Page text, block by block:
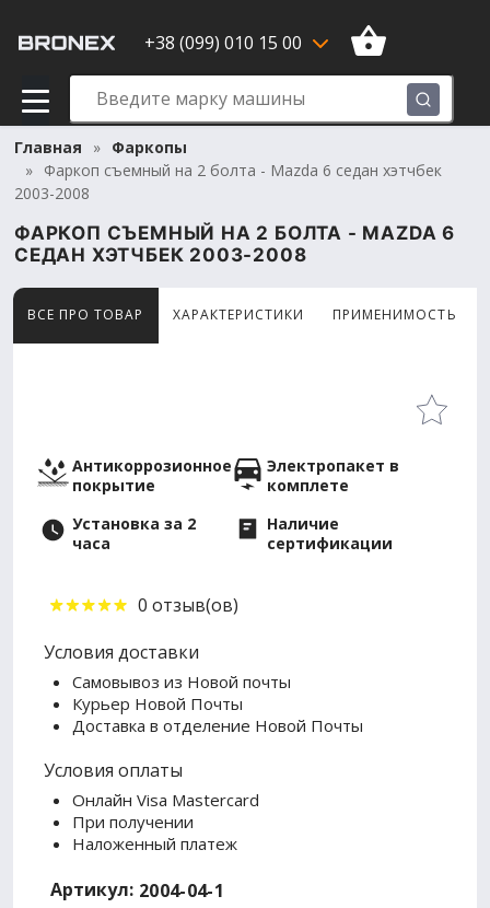
+38 (099) 010 15 00
Главная
Фаркопы
Фаркоп съемный на 2 болта - Mazda 6 седан хэтчбек
2003-2008
ФАРКОП СЪЕМНЫЙ НА 2 БОЛТА - MAZDA 6
СЕДАН ХЭТЧБЕК 2003-2008
ВСЕ ПРО ТОВАР ХАРАКТЕРИСТИКИ ПРИМЕНИМОСТЬ
Товар просматривают сейчас 6 человек
Антикоррозионное
покрытие
Электропакет в
комплете
Установка за 2
часа
Наличие
сертификации
0 отзыв(ов)
Условия доставки
Самовывоз из Новой почты
Курьер Новой Почты
Доставка в отделение Новой Почты
Условия оплаты
Онлайн Visa Mastercard
При получении
Наложенный платеж
Артикул: 2004-04-1